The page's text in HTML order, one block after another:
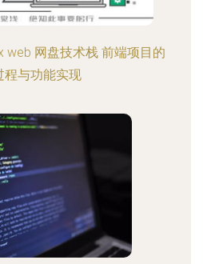
web 网盘技术栈 前端项目的
程与功能实现